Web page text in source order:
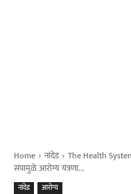
Home नांदेड
The Health System
संपामुळे आरोग्य यंत्रणा...
नांदेड आरोग्य